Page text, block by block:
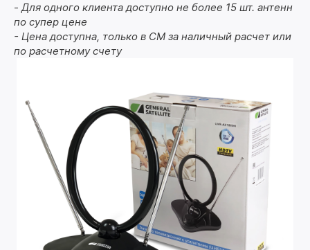
-Для одного клиента доступно не более 15 шт. антенн
по супер цене
- Цена доступна, только в СМ за наличный расчет или
по расчетному счету